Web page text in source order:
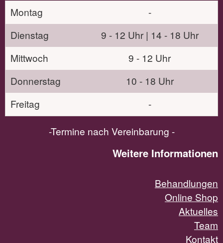
Montag
-
Dienstag
9 - 12 Uhr | 14 - 18 Uhr
Mittwoch
9 - 12 Uhr
Donnerstag
10 - 18 Uhr
Freitag
-
-Termine nach Vereinbarung -
Weitere Informationen
Behandlungen
Online Shop
Aktuelles
Team
Kontakt